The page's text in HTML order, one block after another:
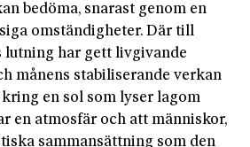
bedöma, snarast genom en
omständigheter. Där till
lutning har gett livgivande
månens stabiliserande verkan
en sol som lyser lagom
en atmosfär och att människor,
sammansättning som den